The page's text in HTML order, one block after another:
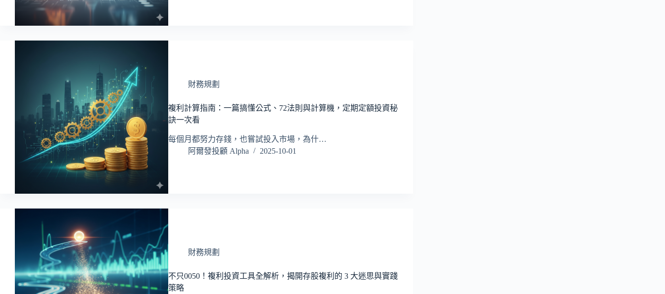
財務規劃
複利計算指南：一篇搞懂公式、72法則與計算機，定期定額投資秘
訣一次看
每個月都努力存錢，也嘗試投入市場，為什…
阿爾發投顧 Alpha
2025-10-01
財務規劃
不只0050！複利投資工具全解析，揭開存股複利的 3 大迷思與實踐
策略